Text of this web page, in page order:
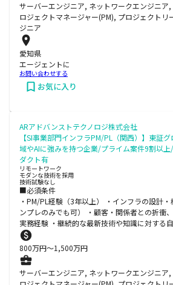
サーバーエンジニア, ネットワークエンジニア
ロジェクトマネージャー(PM), プロジェクトリ
ジニア
愛知県
エージェントに
お問い合わせする
お気に入り
ARアドバンストテクノロジ株式会社
【SI事業部門インフラPM/PL（関西）】東証
域やAIに強みを持つ企業/プライム案件9割以
ダクト有
リモートワーク
モダンな技術を採用
技術試験なし
■必須条件
・PM/PL経験（3年以上） ・インフラの設計
ンプレのみでも可） ・顧客・関係者との折衝
実務経験 ・継続的な最新技術や知識に対する
800万円〜1,500万円
サーバーエンジニア, ネットワークエンジニア